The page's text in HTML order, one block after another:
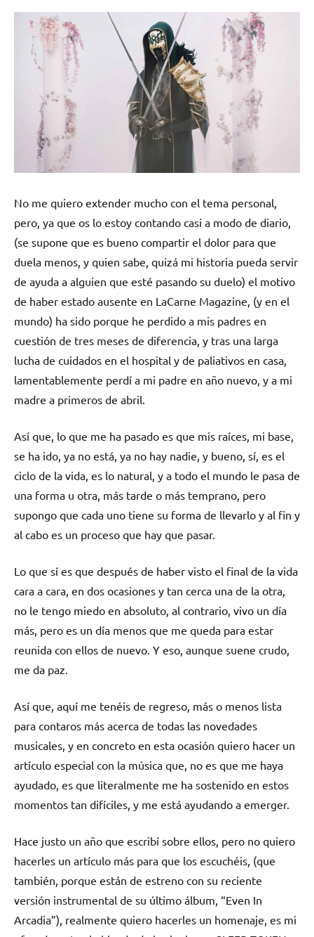
No me quiero extender mucho con el tema personal,
pero, ya que os lo estoy contando casi a modo de diario,
(se supone que es bueno compartir el dolor para que
duela menos, y quien sabe, quizá mi historia pueda servir
de ayuda a alguien que esté pasando su duelo) el motivo
de haber estado ausente en LaCarne Magazine, (y en el
mundo) ha sido porque he perdido a mis padres en
cuestión de tres meses de diferencia, y tras una larga
lucha de cuidados en el hospital y de paliativos en casa,
lamentablemente perdí a mi padre en año nuevo, y a mi
madre a primeros de abril.
Así que, lo que me ha pasado es que mis raíces, mi base,
se ha ido, ya no está, ya no hay nadie, y bueno, sí, es el
ciclo de la vida, es lo natural, y a todo el mundo le pasa de
una forma u otra, más tarde o más temprano, pero
supongo que cada uno tiene su forma de llevarlo y al fin y
al cabo es un proceso que hay que pasar.
Lo que sí es que después de haber visto el final de la vida
cara a cara, en dos ocasiones y tan cerca una de la otra,
no le tengo miedo en absoluto, al contrario, vivo un día
más, pero es un día menos que me queda para estar
reunida con ellos de nuevo. Y eso, aunque suene crudo,
me da paz.
Así que, aquí me tenéis de regreso, más o menos lista
para contaros más acerca de todas las novedades
musicales, y en concreto en esta ocasión quiero hacer un
artículo especial con la música que, no es que me haya
ayudado, es que literalmente me ha sostenido en estos
momentos tan difíciles, y me está ayudando a emerger.
Hace justo un año que escribí sobre ellos, pero no quiero
hacerles un artículo más para que los escuchéis, (que
también, porque están de estreno con su reciente
versión instrumental de su último álbum, “Even In
Arcadia”), realmente quiero hacerles un homenaje, es mi